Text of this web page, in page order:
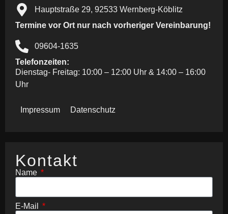
Hauptstraße 29, 92533 Wernberg-Köblitz
Termine vor Ort nur nach vorheriger Vereinbarung!
09604-1635
Telefonzeiten:
Dienstag- Freitag: 10:00 – 12:00 Uhr & 14:00 – 16:00
Uhr
Impressum Datenschutz
Kontakt
Name
E-Mail